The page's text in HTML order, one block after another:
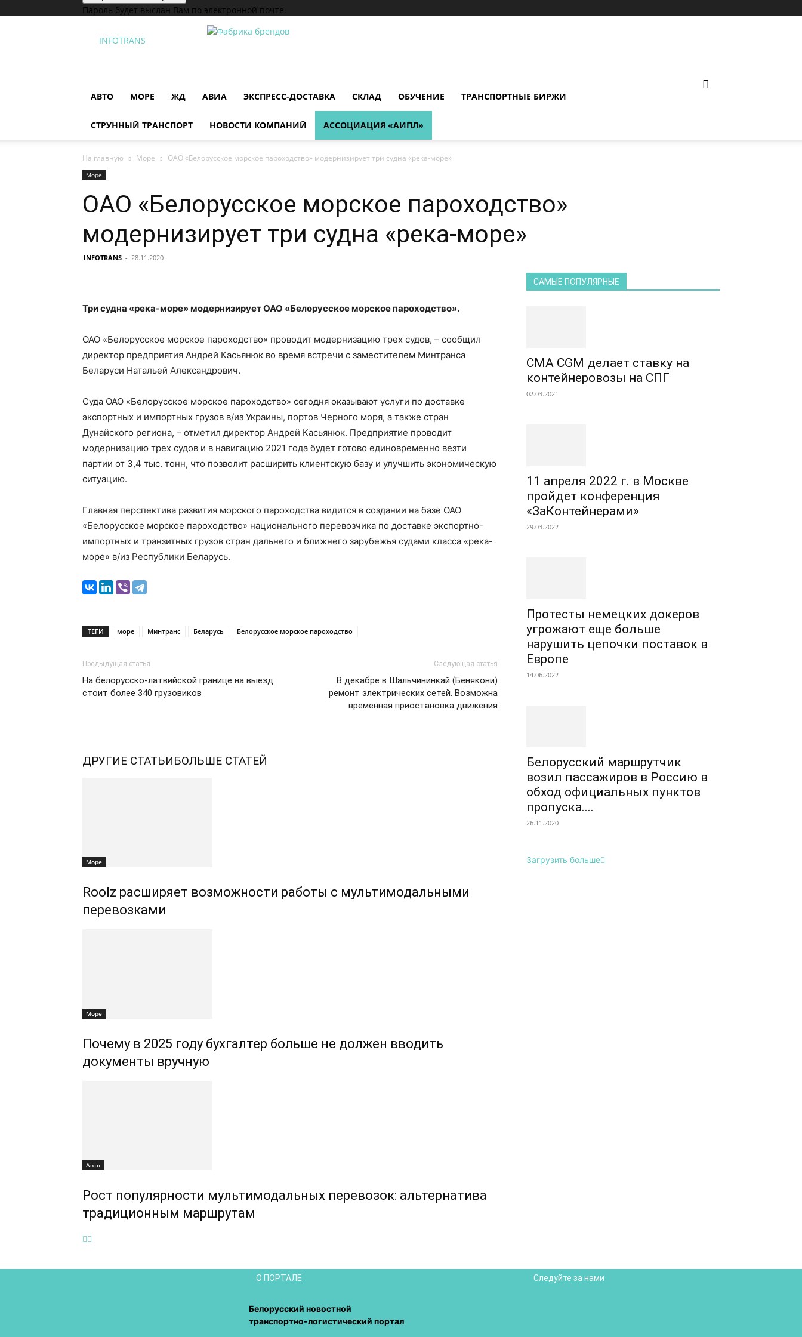
Пароль будет выслан Вам по электронной почте.
INFOTRANS
АВТО МОРЕ ЖД АВИА ЭКСПРЕСС-ДОСТАВКА СКЛАД ОБУЧЕНИЕ ТРАНСПОРТНЫЕ БИРЖИ
СТРУННЫЙ ТРАНСПОРТ НОВОСТИ КОМПАНИЙ АССОЦИАЦИЯ «АИПЛ»
На главную Море ОАО «Белорусское морское пароходство» модернизирует три судна «река-море»
Море
ОАО «Белорусское морское пароходство»
модернизирует три судна «река-море»
INFOTRANS - 28.11.2020
Три судна «река-море» модернизирует ОАО «Белорусское морское пароходство».
ОАО «Белорусское морское пароходство» проводит модернизацию трех судов, – сообщил
директор предприятия Андрей Касьянюк во время встречи с заместителем Минтранса
Беларуси Натальей Александрович.
Суда ОАО «Белорусское морское пароходство» сегодня оказывают услуги по доставке
экспортных и импортных грузов в/из Украины, портов Черного моря, а также стран
Дунайского региона, – отметил директор Андрей Касьянюк. Предприятие проводит
модернизацию трех судов и в навигацию 2021 года будет готово единовременно везти
партии от 3,4 тыс. тонн, что позволит расширить клиентскую базу и улучшить экономическую
ситуацию.
Главная перспектива развития морского пароходства видится в создании на базе ОАО
«Белорусское морское пароходство» национального перевозчика по доставке экспортно-
импортных и транзитных грузов стран дальнего и ближнего зарубежья судами класса «река-
море» в/из Республики Беларусь.
ТЕГИ море Минтранс Беларусь Белорусское морское пароходство
Предыдущая статья
На белорусско-латвийской границе на выезд
стоит более 340 грузовиков
Следующая статья
В декабре в Шальчининкай (Бенякони)
ремонт электрических сетей. Возможна
временная приостановка движения
ДРУГИЕ СТАТЬИБОЛЬШЕ СТАТЕЙ
Море
Roolz расширяет возможности работы с мультимодальными
перевозками
Море
Почему в 2025 году бухгалтер больше не должен вводить
документы вручную
Авто
Рост популярности мультимодальных перевозок: альтернатива
традиционным маршрутам
САМЫЕ ПОПУЛЯРНЫЕ
CMA CGM делает ставку на
контейнеровозы на СПГ
02.03.2021
11 апреля 2022 г. в Москве
пройдет конференция
«ЗаКонтейнерами»
29.03.2022
Протесты немецких докеров
угрожают еще больше
нарушить цепочки поставок в
Европе
14.06.2022
Белорусский маршрутчик
возил пассажиров в Россию в
обход официальных пунктов
пропуска....
26.11.2020
Загрузить больше
О ПОРТАЛЕ
Белорусский новостной
транспортно-логистический портал
Следуйте за нами